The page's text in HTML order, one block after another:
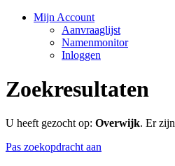
Mijn Account
Aanvraaglijst
Namenmonitor
Inloggen
Zoekresultaten
U heeft gezocht op: Overwijk. Er zijn
Pas zoekopdracht aan